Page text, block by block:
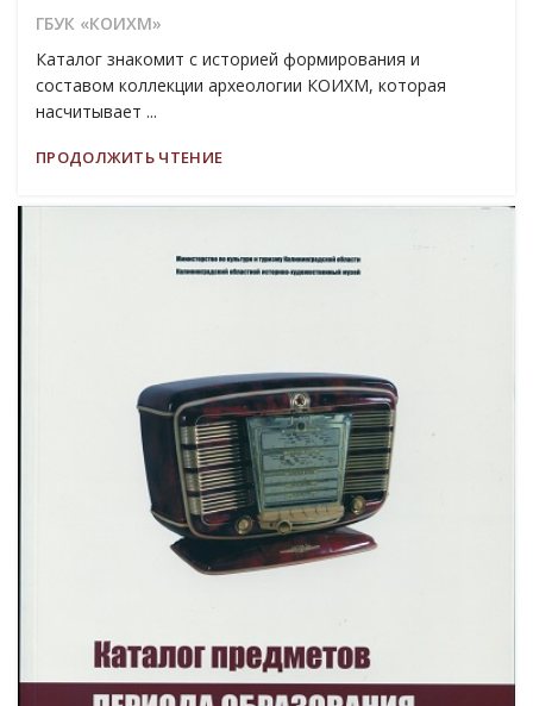
ГБУК «КОИХМ»
Каталог знакомит с историей формирования и
составом коллекции археологии КОИХМ, которая
насчитывает ...
ПРОДОЛЖИТЬ ЧТЕНИЕ